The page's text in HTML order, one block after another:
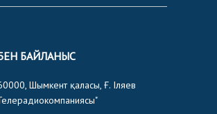
БАЙЛАНЫС
Шымкент қаласы, Ғ. Іляев